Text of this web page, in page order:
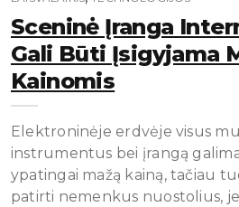
Sceninė Įranga
Gali Būti Įsigyjama
Kainomis
Elektroninėje erdvėje visus
instrumentus bei įrangą
ypatingai mažą kainą, tačiau
patirti nemenkus nuostolius,